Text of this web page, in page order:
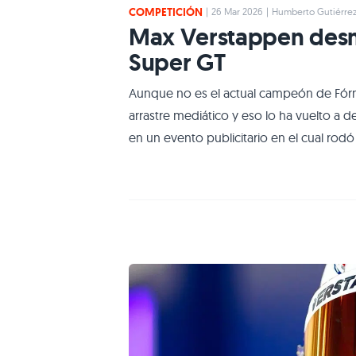
COMPETICIÓN | 26 Mar 2026 | Humberto
Max Verstappen
Super GT
Aunque no es el actual campeón de
arrastre mediático y eso lo ha vuelto a
en un evento publicitario en el cual